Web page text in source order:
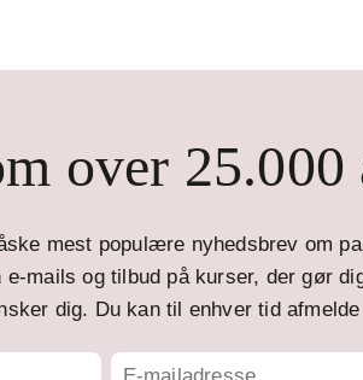
over 25.000
mest populære nyhedsbrev om
e-mails og tilbud på kurser, der gør
dig. Du kan til enhver tid